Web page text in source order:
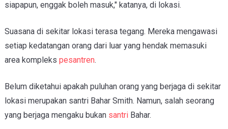
siapapun, enggak boleh masuk," katanya, di lokasi.
Suasana di sekitar lokasi terasa tegang. Mereka mengawasi
setiap kedatangan orang dari luar yang hendak memasuki
area kompleks pesantren.
Belum diketahui apakah puluhan orang yang berjaga di sekitar
lokasi merupakan santri Bahar Smith. Namun, salah seorang
yang berjaga mengaku bukan santriBahar.